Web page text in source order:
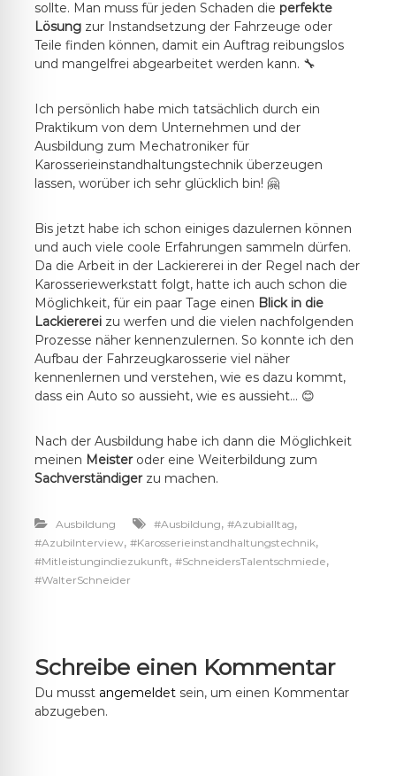
sollte. Man muss für jeden Schaden die perfekte
Lösungzur Instandsetzung der Fahrzeuge oder
Teile finden können, damit ein Auftrag reibungslos
und mangelfrei abgearbeitet werden kann. 🔧
Ich persönlich habe mich tatsächlich durch ein
Praktikum von dem Unternehmen und der
Ausbildung zum Mechatroniker für
Karosserieinstandhaltungstechnik überzeugen
lassen, worüber ich sehr glücklich bin! 🤗
Bis jetzt habe ich schon einiges dazulernen können
und auch viele coole Erfahrungen sammeln dürfen.
Da die Arbeit in der Lackiererei in der Regel nach der
Karosseriewerkstatt folgt, hatte ich auch schon die
Möglichkeit, für ein paar Tage einen Blick in die
Lackierereizu werfen und die vielen nachfolgenden
Prozesse näher kennenzulernen. So konnte ich den
Aufbau der Fahrzeugkarosserie viel näher
kennenlernen und verstehen, wie es dazu kommt,
dass ein Auto so aussieht, wie es aussieht… 😊
Nach der Ausbildung habe ich dann die Möglichkeit
meinen Meister oder eine Weiterbildung zum
Sachverständiger zu machen.
Ausbildung #Ausbildung, #Azubialltag,
#AzubiInterview, #Karosserieinstandhaltungstechnik,
#Mitleistungindiezukunft, #SchneidersTalentschmiede,
#WalterSchneider
Schreibe einen Kommentar
Du musst angemeldetsein, um einen Kommentar
abzugeben.